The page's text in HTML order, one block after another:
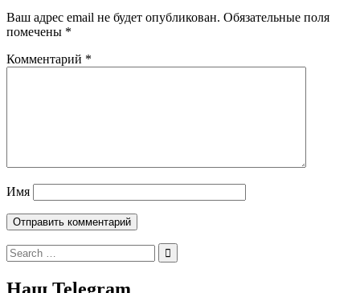
Ваш адрес email не будет опубликован. Обязательные поля
помечены *
Комментарий *
Имя
Search
for: